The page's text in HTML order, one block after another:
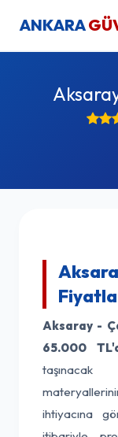
ANKARA
Aksaray -
65.000
ihtiyacına